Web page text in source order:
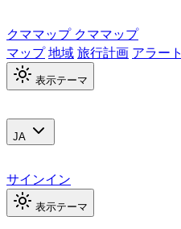
クママップ クママップ
マップ地域旅行計画 アラート
表示テーマ
JA
サインイン
表示テーマ